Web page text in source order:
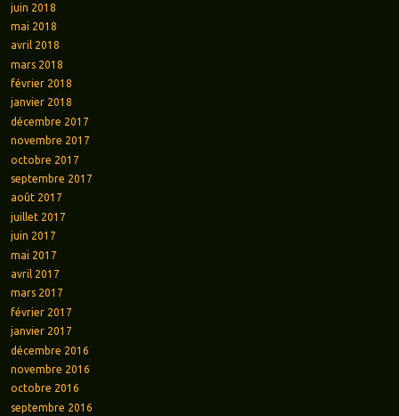
juin 2018
mai 2018
avril 2018
mars 2018
février 2018
janvier 2018
décembre 2017
novembre 2017
octobre 2017
septembre 2017
août 2017
juillet 2017
juin 2017
mai 2017
avril 2017
mars 2017
février 2017
janvier 2017
décembre 2016
novembre 2016
octobre 2016
septembre 2016